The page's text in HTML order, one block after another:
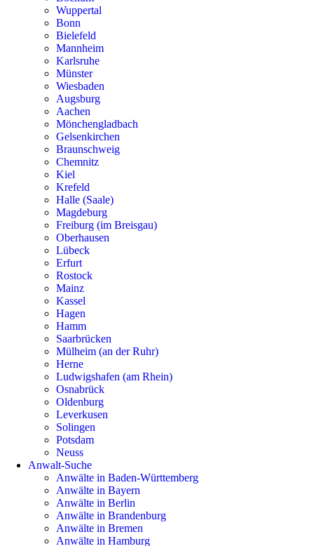
Wuppertal
Bonn
Bielefeld
Mannheim
Karlsruhe
Münster
Wiesbaden
Augsburg
Aachen
Mönchengladbach
Gelsenkirchen
Braunschweig
Chemnitz
Kiel
Krefeld
Halle (Saale)
Magdeburg
Freiburg (im Breisgau)
Oberhausen
Lübeck
Erfurt
Rostock
Mainz
Kassel
Hagen
Hamm
Saarbrücken
Mülheim (an der Ruhr)
Herne
Ludwigshafen (am Rhein)
Osnabrück
Oldenburg
Leverkusen
Solingen
Potsdam
Neuss
Anwalt-Suche
Anwälte in Baden-Württemberg
Anwälte in Bayern
Anwälte in Berlin
Anwälte in Brandenburg
Anwälte in Bremen
Anwälte in Hamburg